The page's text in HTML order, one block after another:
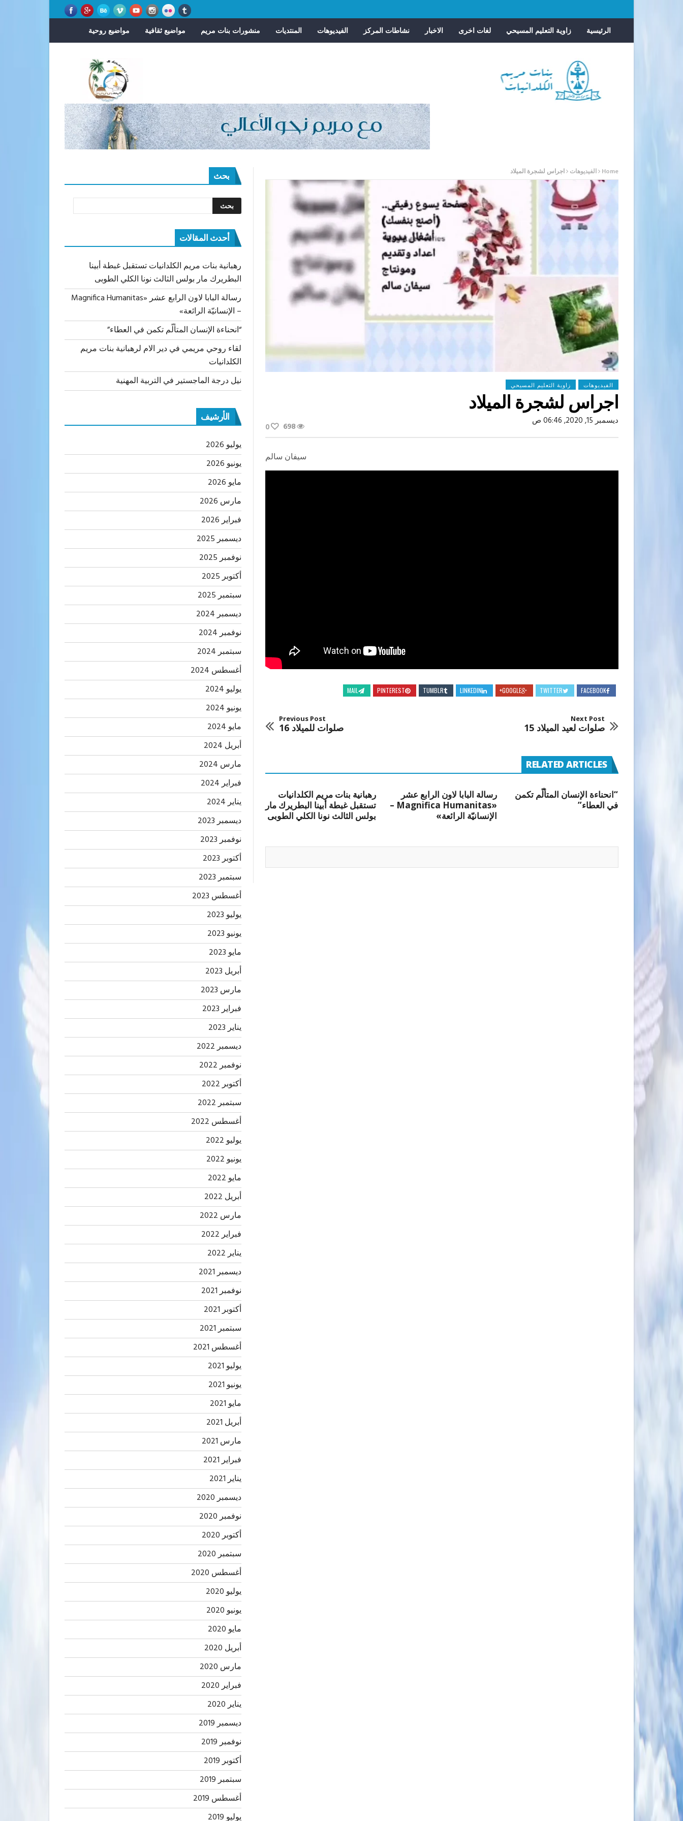
الرئيسية زاوية التعليم المسيحي لغات اخرى الاخبار نشاطات المركز الفيديوهات المنتديات منشورات بنات مريم مواضيع ثقافية مواضيع روحية
Home الفيديوهات اجراس لشجرة الميلاد
الفيديوهات زاوية التعليم المسيحي
اجراس لشجرة الميلاد
ديسمبر 15, 2020, 06:46 ص 698
0
سيفان سالم
FACEBOOK
TWITTER
GOOGLE+
LINKEDIN
TUMBLR
PINTEREST
MAIL
Previous Post
صلوات للميلاد 16
Next Post
صلوات لعيد الميلاد 15
RELATED ARTICLES
رهبانية بنات مريم الكلدانيات
تستقبل غبطة أبينا البطريرك مار
بولس الثالث نونا الكلي الطوبى
رسالة البابا لاون الرابع عشر
«Magnifica Humanitas –
الإنسانيّة الرائعة»
“انحناءة الإنسان المتألّم تكمن
في العطاء”
بحث
أحدث المقالات
رهبانية بنات مريم الكلدانيات تستقبل غبطة أبينا
البطريرك مار بولس الثالث نونا الكلي الطوبى
رسالة البابا لاون الرابع عشر «Magnifica Humanitas
– الإنسانيّة الرائعة»
“انحناءة الإنسان المتألّم تكمن في العطاء”
لقاء روحي مريمي في دير الام لرهبانية بنات مريم
الكلدانيات
نيل درجة الماجستير في التربية المهنية
الأرشيف
يوليو 2026
يونيو 2026
مايو 2026
مارس 2026
فبراير 2026
ديسمبر 2025
نوفمبر 2025
أكتوبر 2025
سبتمبر 2025
ديسمبر 2024
نوفمبر 2024
سبتمبر 2024
أغسطس 2024
يوليو 2024
يونيو 2024
مايو 2024
أبريل 2024
مارس 2024
فبراير 2024
يناير 2024
ديسمبر 2023
نوفمبر 2023
أكتوبر 2023
سبتمبر 2023
أغسطس 2023
يوليو 2023
يونيو 2023
مايو 2023
أبريل 2023
مارس 2023
فبراير 2023
يناير 2023
ديسمبر 2022
نوفمبر 2022
أكتوبر 2022
سبتمبر 2022
أغسطس 2022
يوليو 2022
يونيو 2022
مايو 2022
أبريل 2022
مارس 2022
فبراير 2022
يناير 2022
ديسمبر 2021
نوفمبر 2021
أكتوبر 2021
سبتمبر 2021
أغسطس 2021
يوليو 2021
يونيو 2021
مايو 2021
أبريل 2021
مارس 2021
فبراير 2021
يناير 2021
ديسمبر 2020
نوفمبر 2020
أكتوبر 2020
سبتمبر 2020
أغسطس 2020
يوليو 2020
يونيو 2020
مايو 2020
أبريل 2020
مارس 2020
فبراير 2020
يناير 2020
ديسمبر 2019
نوفمبر 2019
أكتوبر 2019
سبتمبر 2019
أغسطس 2019
يوليو 2019